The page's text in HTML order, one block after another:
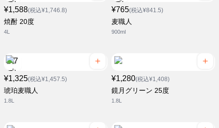
¥1,588(税込¥1,746.8)
焼酎 20度
4L
¥765(税込¥841.5)
麦職人
900ml
¥1,325(税込¥1,457.5)
琥珀麦職人
1.8L
¥1,280(税込¥1,408)
鏡月グリーン 25度
1.8L